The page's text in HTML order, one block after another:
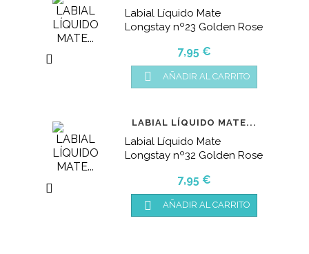

Labial Líquido Mate
Longstay nº23 Golden Rose
Precio
7,95 €
 AÑADIR AL CARRITO

LABIAL LÍQUIDO MATE...
Labial Líquido Mate
Longstay nº32 Golden Rose
Precio
7,95 €
 AÑADIR AL CARRITO